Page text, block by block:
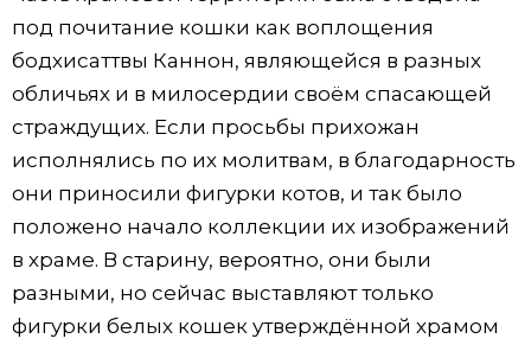
под почитание кошки как воплощения
бодхисаттвы Каннон, являющейся в разных
обличьях и в милосердии своём спасающей
страждущих. Если просьбы прихожан
исполнялись по их молитвам, в благодарность
они приносили фигурки котов, и так было
положено начало коллекции их изображений
в храме. В старину, вероятно, они были
разными, но сейчас выставляют только
фигурки белых кошек утверждённой храмом